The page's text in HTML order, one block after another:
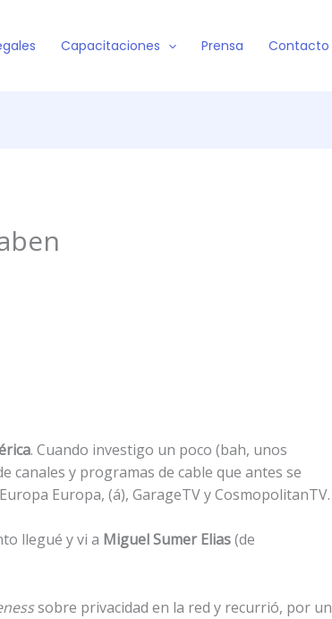
Capacitaciones Prensa Contacto
. Cuando investigo un poco (bah, unos
canales y programas de cable que antes se
Europa, (á), GarageTV y CosmopolitanTV.
llegué y vi a Miguel Sumer Elias(de
sobre privacidad en la red y recurrió, por un